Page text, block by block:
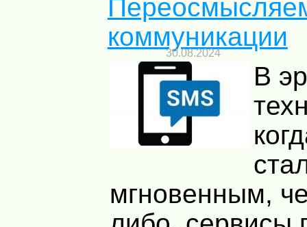
коммуникации
30.08.2024
В
мгновенным,